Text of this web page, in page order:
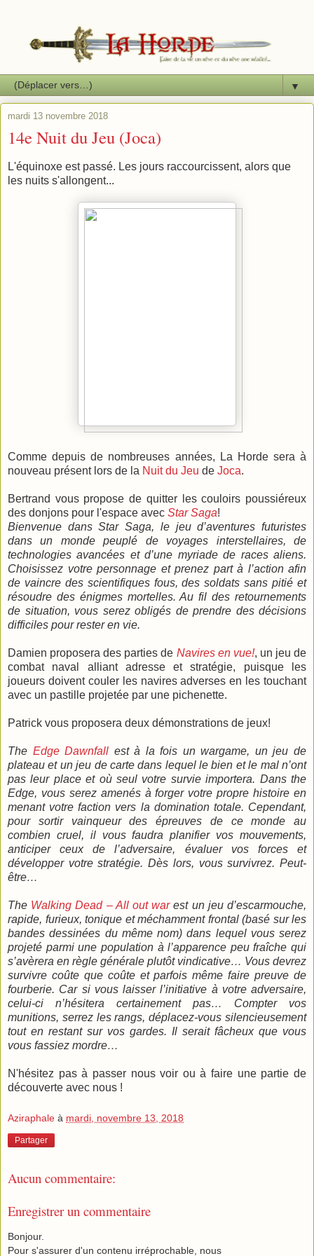
▼
mardi 13 novembre 2018
14e Nuit du Jeu (Joca)
L'équinoxe est passé. Les jours raccourcissent, alors que
les nuits s'allongent...
Comme depuis de nombreuses années, La Horde sera à
nouveau présent lors de la Nuit du Jeu de Joca.
Bertrand vous propose de quitter les couloirs poussiéreux
des donjons pour l'espace avec Star Saga!
Bienvenue dans Star Saga, le jeu d’aventures futuristes
dans un monde peuplé de voyages interstellaires, de
technologies avancées et d’une myriade de races aliens.
Choisissez votre personnage et prenez part à l’action afin
de vaincre des scientifiques fous, des soldats sans pitié et
résoudre des énigmes mortelles. Au fil des retournements
de situation, vous serez obligés de prendre des décisions
difficiles pour rester en vie.
Damien proposera des parties de Navires en vue!, un jeu de
combat naval alliant adresse et stratégie, puisque les
joueurs doivent couler les navires adverses en les touchant
avec un pastille projetée par une pichenette.
Patrick vous proposera deux démonstrations de jeux!
The Edge Dawnfall est à la fois un wargame, un jeu de
plateau et un jeu de carte dans lequel le bien et le mal n’ont
pas leur place et où seul votre survie importera. Dans the
Edge, vous serez amenés à forger votre propre histoire en
menant votre faction vers la domination totale. Cependant,
pour sortir vainqueur des épreuves de ce monde au
combien cruel, il vous faudra planifier vos mouvements,
anticiper ceux de l’adversaire, évaluer vos forces et
développer votre stratégie. Dès lors, vous survivrez. Peut-
être…
The Walking Dead – All out warest un jeu d’escarmouche,
rapide, furieux, tonique et méchamment frontal (basé sur les
bandes dessinées du même nom) dans lequel vous serez
projeté parmi une population à l’apparence peu fraîche qui
s’avèrera en règle générale plutôt vindicative… Vous devrez
survivre coûte que coûte et parfois même faire preuve de
fourberie. Car si vous laisser l’initiative à votre adversaire,
celui-ci n’hésitera certainement pas… Compter vos
munitions, serrez les rangs, déplacez-vous silencieusement
tout en restant sur vos gardes. Il serait fâcheux que vous
vous fassiez mordre…
N'hésitez pas à passer nous voir ou à faire une partie de
découverte avec nous !
Aziraphale à mardi, novembre 13, 2018
Partager
Aucun commentaire:
Enregistrer un commentaire
Bonjour.
Pour s'assurer d'un contenu irréprochable, nous